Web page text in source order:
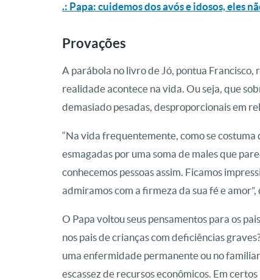
.: Papa: cuidemos dos avós e idosos, eles
Provações
A parábola no livro de Jó, pontua
realidade acontece na vida. Ou seja, que
demasiado pesadas, desproporcionais em
“Na vida frequentemente, como se costuma
esmagadas por uma soma de males que
conhecemos pessoas assim. Ficamos
admiramos com a firmeza da sua fé e
O Papa voltou seus pensamentos para os
nos pais de crianças com deficiências
uma enfermidade permanente ou no
escassez de recursos econômicos. Em